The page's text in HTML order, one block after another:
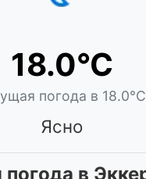
18.0°C
погода в 18.0°C
Ясно
в